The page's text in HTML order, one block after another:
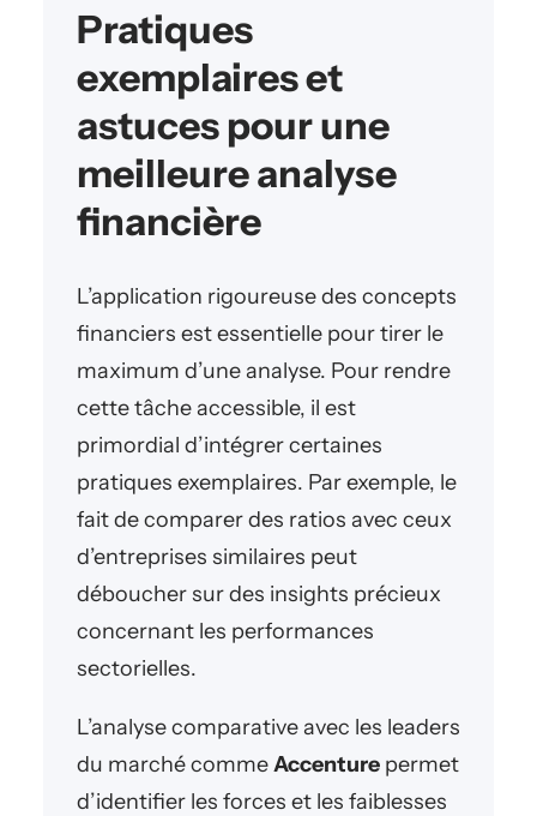
Pratiques
exemplaires et
astuces pour une
meilleure analyse
financière
L’application rigoureuse des concepts
financiers est essentielle pour tirer le
maximum d’une analyse. Pour rendre
cette tâche accessible, il est
primordial d’intégrer certaines
pratiques exemplaires. Par exemple, le
fait de comparer des ratios avec ceux
d’entreprises similaires peut
déboucher sur des insights précieux
concernant les performances
sectorielles.
L’analyse comparative avec les leaders
du marché commeAccenture permet
d’identifier les forces et les faiblesses